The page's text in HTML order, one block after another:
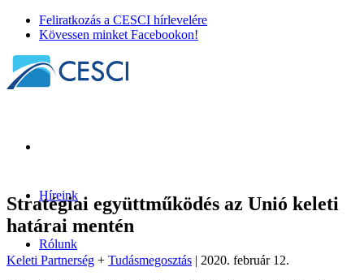
Feliratkozás a CESCI hírlevelére
Kövessen minket Facebookon!
Híreink
Rólunk
Stratégiai együttműködés az Unió keleti
határai mentén
Keleti Partnerség + Tudásmegosztás | 2020. február 12.